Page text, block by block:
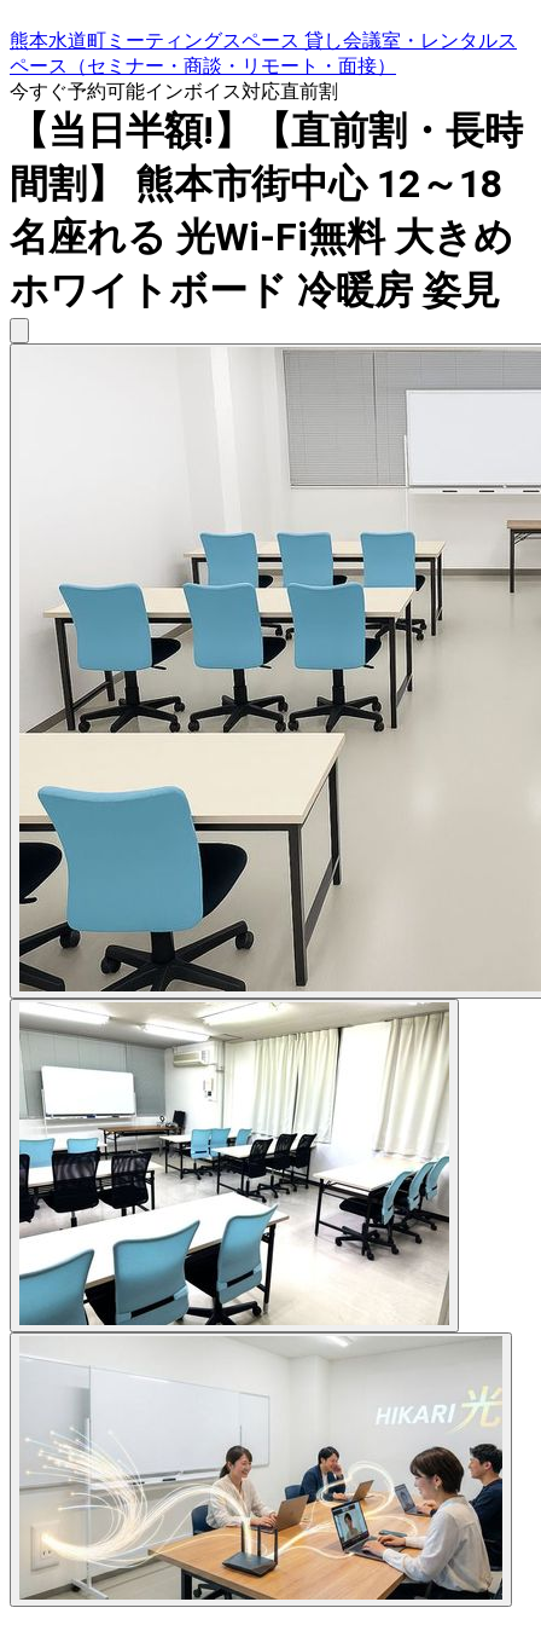
熊本水道町ミーティングスペース 貸し会議室・レンタルス
ペース（セミナー・商談・リモート・面接）
今すぐ予約可能インボイス対応直前割
【当日半額!】【直前割・長時
間割】 熊本市街中心 12～18
名座れる 光Wi-Fi無料 大きめ
ホワイトボード 冷暖房 姿見